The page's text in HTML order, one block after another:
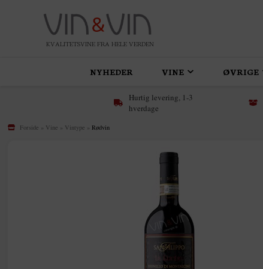
KVALITETSVINE FRA HELE VERDEN
NYHEDER VINE ØVRIGE
Hurtig levering, 1-3
hverdage
Forside Vine Vintype Rødvin